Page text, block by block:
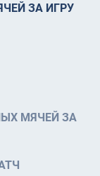
ЗА ИГРУ
МЯЧЕЙ ЗА